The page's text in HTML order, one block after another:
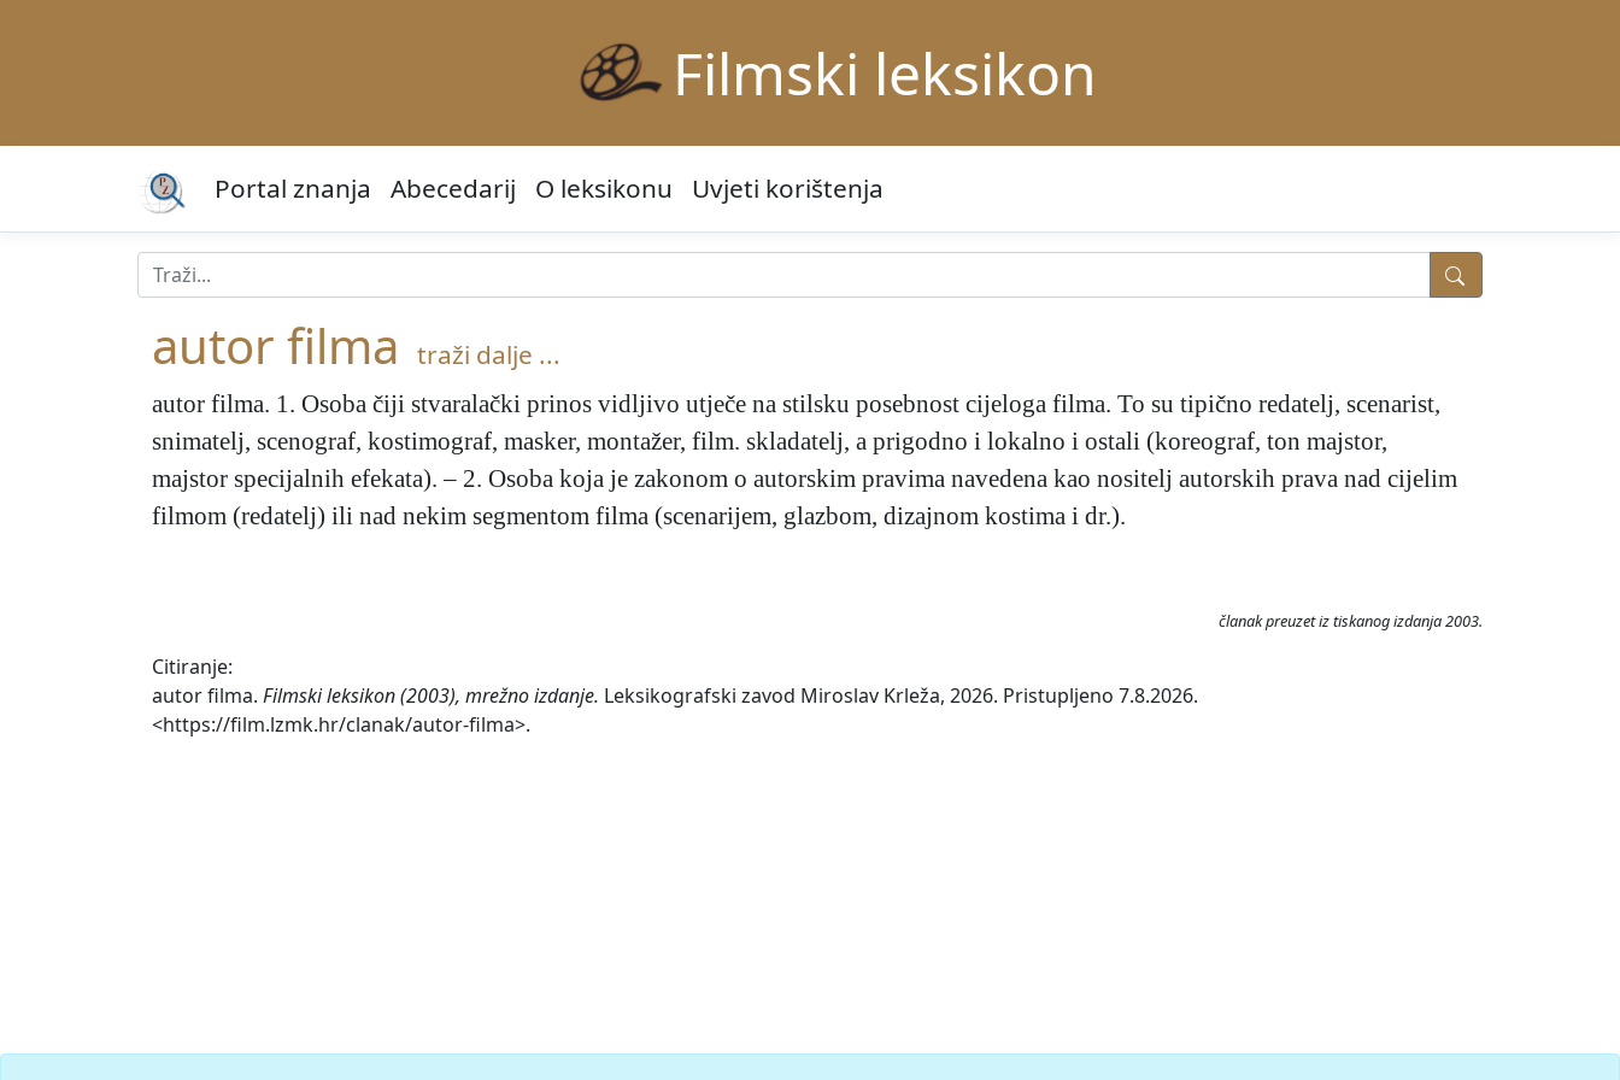
Filmski leksikon
Portal znanja Abecedarij O leksikonu Uvjeti korištenja
autor filma traži dalje ...
autor filma. 1. Osoba čiji stvaralački prinos vidljivo utječe na stilsku posebnost cijeloga filma. To su tipično redatelj, scenarist,
snimatelj, scenograf, kostimograf, masker, montažer, film. skladatelj, a prigodno i lokalno i ostali (koreograf, ton majstor,
majstor specijalnih efekata). – 2. Osoba koja je zakonom o autorskim pravima navedena kao nositelj autorskih prava nad cijelim
filmom (redatelj) ili nad nekim segmentom filma (scenarijem, glazbom, dizajnom kostima i dr.).
članak preuzet iz tiskanog izdanja 2003.
Citiranje:
autor filma. Filmski leksikon (2003), mrežno izdanje. Leksikografski zavod Miroslav Krleža, 2026. Pristupljeno 7.8.2026.
<https://film.lzmk.hr/clanak/autor-filma>.